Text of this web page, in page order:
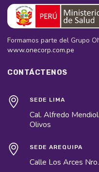
Formamos parte del Grupo
www.onecorp.com.pe
CONTÁCTENOS
SEDE LIMA
Cal. Alfredo
Olivos
SEDE AREQUIPA
Calle Los Arces